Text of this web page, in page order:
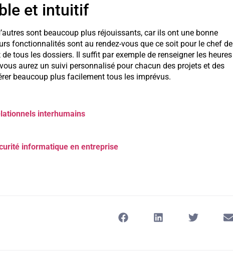
et intuitif
sont beaucoup plus réjouissants, car ils ont une bonne
fonctionnalités sont au rendez-vous que ce soit pour le chef de
tous les dossiers. Il suffit par exemple de renseigner les heures
aurez un suivi personnalisé pour chacun des projets et des
beaucoup plus facilement tous les imprévus.
interhumains
informatique en entreprise